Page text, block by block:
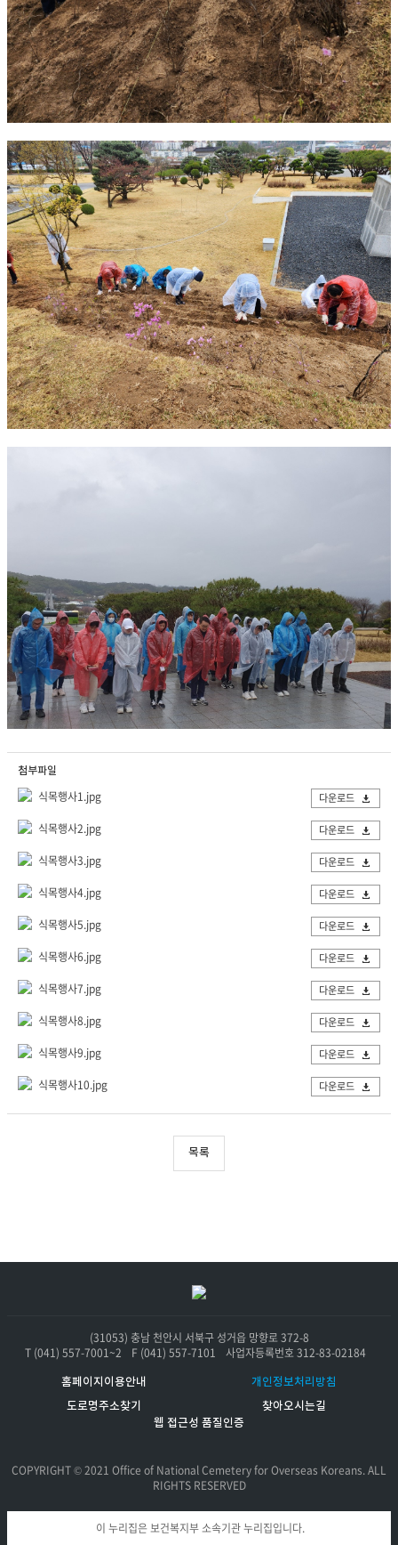
첨부파일
식목행사1.jpg 다운로드
식목행사2.jpg 다운로드
식목행사3.jpg 다운로드
식목행사4.jpg 다운로드
식목행사5.jpg 다운로드
식목행사6.jpg 다운로드
식목행사7.jpg 다운로드
식목행사8.jpg 다운로드
식목행사9.jpg 다운로드
식목행사10.jpg 다운로드
목록
(31053) 충남 천안시 서북구 성거읍 망향로 372-8
T (041) 557-7001~2
F (041) 557-7101 사업자등록번호 312-83-02184
홈페이지이용안내
개인정보처리방침
도로명주소찾기
찾아오시는길
웹 접근성 품질인증
COPYRIGHT © 2021 Office of National Cemetery for Overseas Koreans. ALL
RIGHTS RESERVED
이 누리집은 보건복지부 소속기관 누리집입니다.